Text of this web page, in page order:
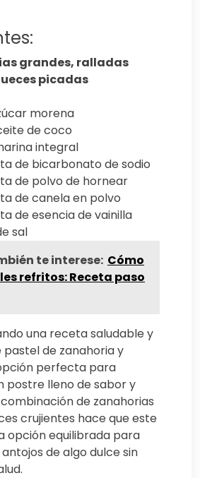
grandes, ralladas
picadas
morena
de coco
integral
de bicarbonato de sodio
de polvo de hornear
de canela en polvo
de esencia de vainilla
sal
te interese: Cómo
refritos: Receta paso
una receta saludable y
pastel de zanahoria y
perfecta para
postre lleno de sabor y
de zanahorias
crujientes hace que este
opción equilibrada para
de algo dulce sin